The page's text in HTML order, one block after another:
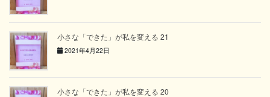
小さな「できた」が私を変える 21
2021年4月22日
小さな「できた」が私を変える 20